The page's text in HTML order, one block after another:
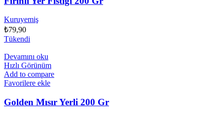
Kuruyemiş
₺79,90
Tükendi
Devamını oku
Hızlı Görünüm
Add to compare
Favorilere ekle
Golden Mısır Yerli 200 Gr